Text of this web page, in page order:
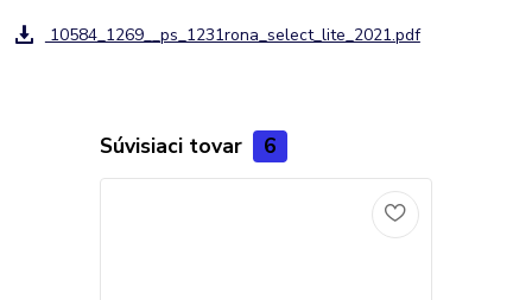
10584_1269__ps_1231rona_select_lite_2021.pdf
Súvisiaci tovar 6